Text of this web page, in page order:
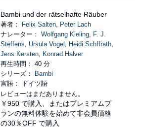
Bambi und der rätselhafte Räuber
著者： Felix Salten, Peter Lach
ナレーター： Wolfgang Kieling, F. J.
Steffens, Ursula Vogel , Heidi Schffrath,
Jens Kersten, Konrad Halver
再生時間： 40 分
シリーズ：
Bambi
言語： ドイツ語
レビューはまだありません。
￥950 で購入、またはプレミアムプ
ランの無料体験を始めて非会員価格
の30％OFF で購入